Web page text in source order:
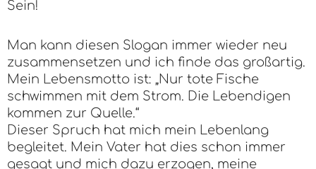
Sein!
Man kann diesen Slogan immer wieder neu
zusammensetzen und ich finde das großartig.
Mein Lebensmotto ist: „Nur tote Fische
schwimmen mit dem Strom. Die Lebendigen
kommen zur Quelle.“
Dieser Spruch hat mich mein Lebenlang
begleitet. Mein Vater hat dies schon immer
gesagt und mich dazu erzogen, meine